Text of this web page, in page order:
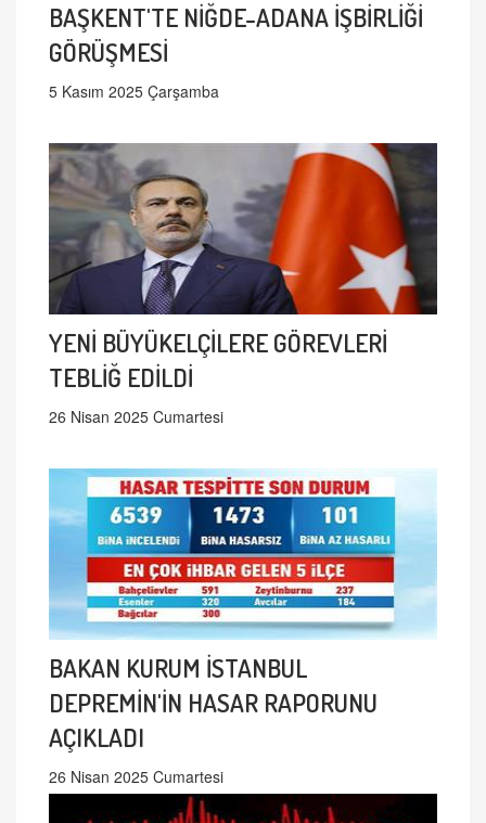
BAŞKENT'TE NİĞDE-ADANA İŞBİRLİĞİ
GÖRÜŞMESİ
5 Kasım 2025 Çarşamba
YENİ BÜYÜKELÇİLERE GÖREVLERİ
TEBLİĞ EDİLDİ
26 Nisan 2025 Cumartesi
BAKAN KURUM İSTANBUL
DEPREMİN'İN HASAR RAPORUNU
AÇIKLADI
26 Nisan 2025 Cumartesi